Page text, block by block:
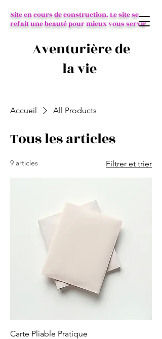
Aventurière de
la vie
Site en cours de construction. Le site se
refait une beauté pour mieux vous servir
Accueil All Products
Tous les articles
9 articles Filtrer et trier
Carte Pliable Pratique